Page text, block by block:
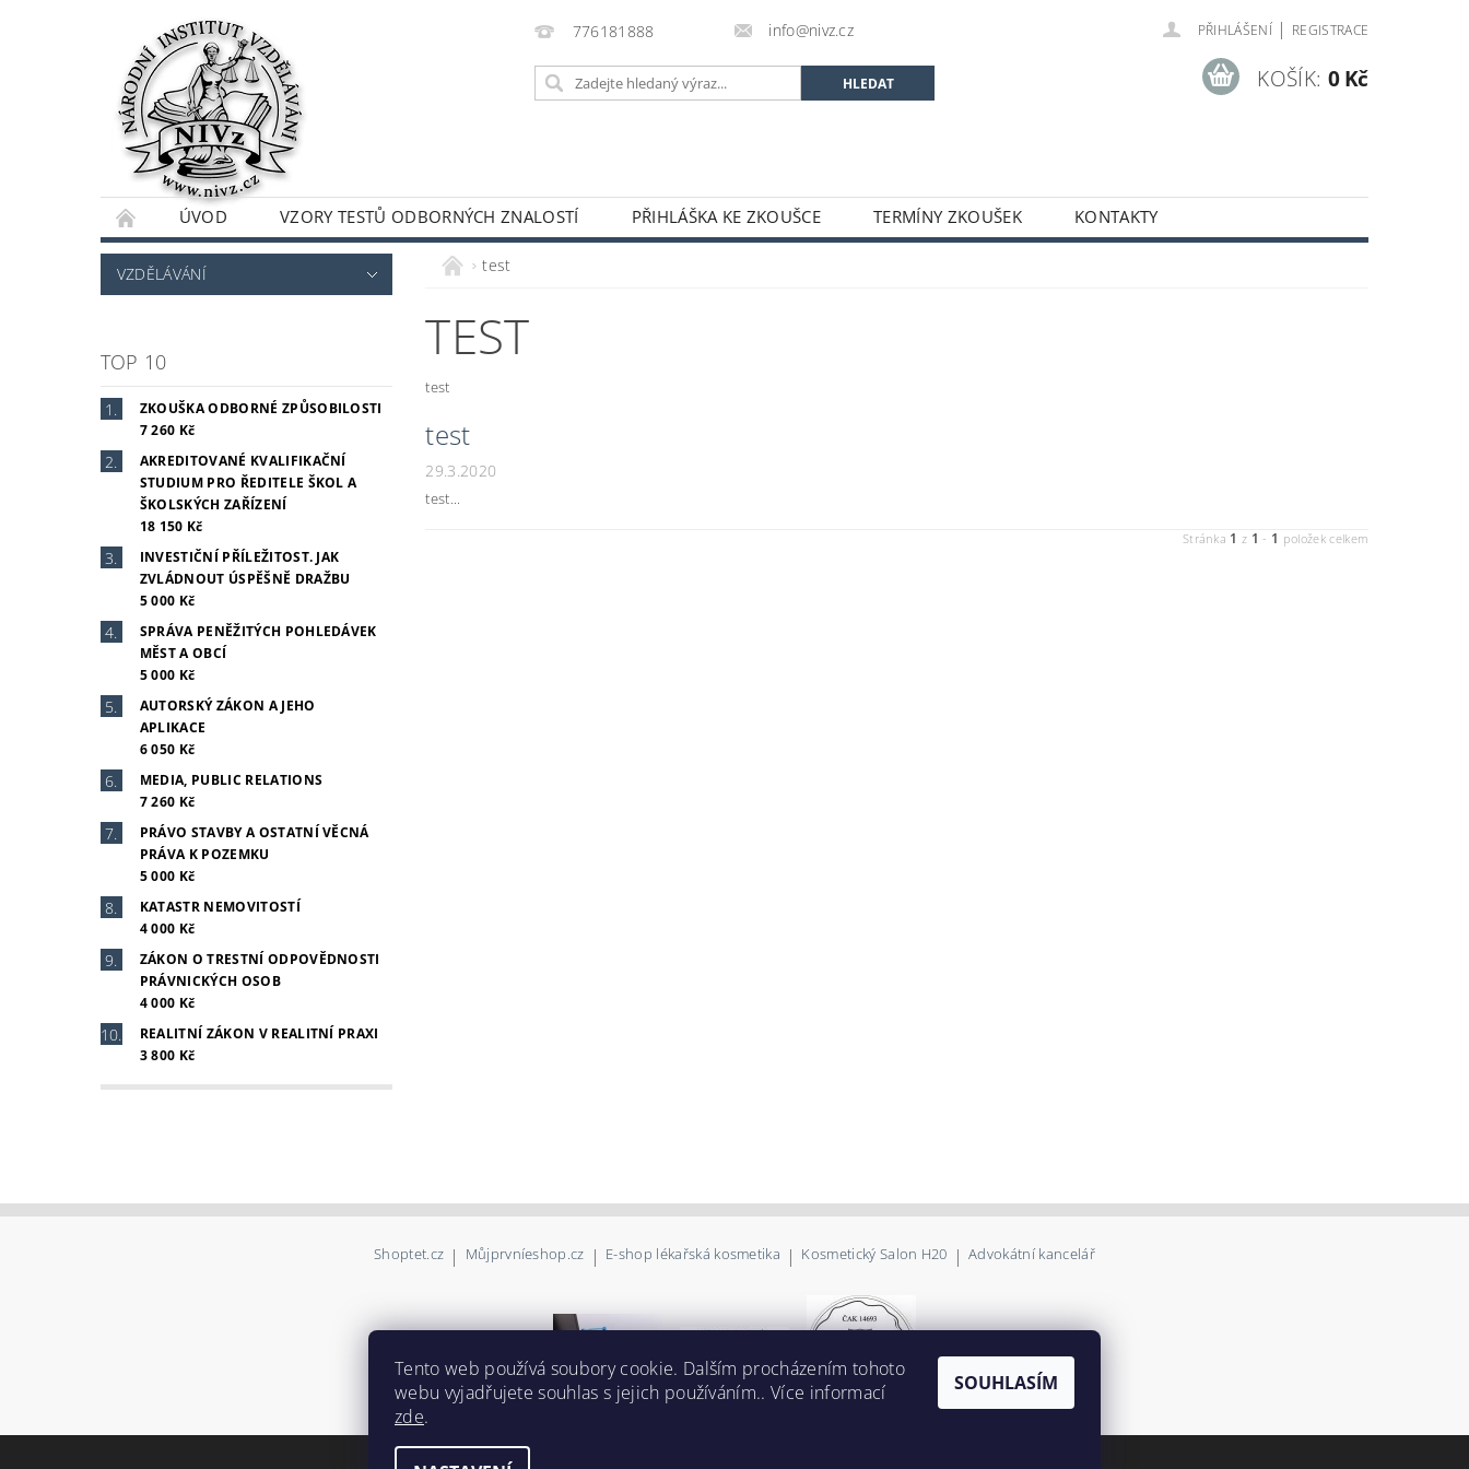
776181888 info@nivz.cz PŘIHLÁŠENÍ | REGISTRACE
KOŠÍK: 0 Kč
ÚVOD VZORY TESTŮ ODBORNÝCH ZNALOSTÍ PŘIHLÁŠKA KE ZKOUŠCE TERMÍNY ZKOUŠEK KONTAKTY
VZDĚLÁVÁNÍ
TOP 10
ZKOUŠKA ODBORNÉ ZPŮSOBILOSTI
7 260 Kč
AKREDITOVANÉ KVALIFIKAČNÍ
STUDIUM PRO ŘEDITELE ŠKOL A
ŠKOLSKÝCH ZAŘÍZENÍ
18 150 Kč
INVESTIČNÍ PŘÍLEŽITOST. JAK
ZVLÁDNOUT ÚSPĚŠNĚ DRAŽBU
5 000 Kč
SPRÁVA PENĚŽITÝCH POHLEDÁVEK
MĚST A OBCÍ
5 000 Kč
AUTORSKÝ ZÁKON A JEHO
APLIKACE
6 050 Kč
MEDIA, PUBLIC RELATIONS
7 260 Kč
PRÁVO STAVBY A OSTATNÍ VĚCNÁ
PRÁVA K POZEMKU
5 000 Kč
KATASTR NEMOVITOSTÍ
4 000 Kč
ZÁKON O TRESTNÍ ODPOVĚDNOSTI
PRÁVNICKÝCH OSOB
4 000 Kč
REALITNÍ ZÁKON V REALITNÍ PRAXI
3 800 Kč
test
TEST
test
test
29.3.2020
test...
Stránka 1 z 1 - 1 položek celkem
Shoptet.cz | Můjprvníeshop.cz | E-shop lékařská kosmetika | Kosmetický Salon H20 | Advokátní kancelář
Tento web používá soubory cookie. Dalším procházením tohoto
webu vyjadřujete souhlas s jejich používáním.. Více informací
zde.
SOUHLASÍM